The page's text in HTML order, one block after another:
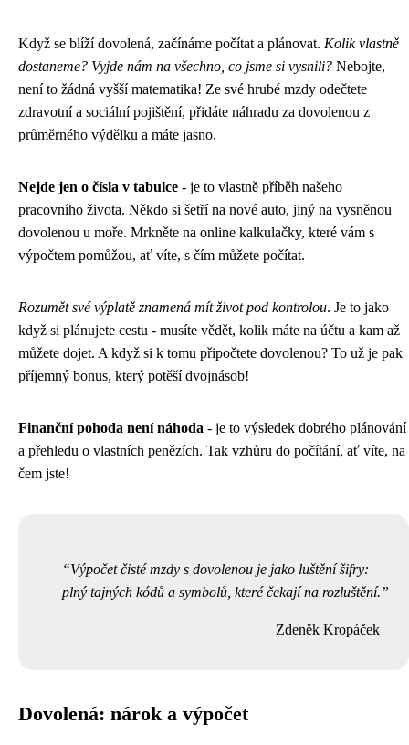
Když se blíží dovolená, začínáme počítat a plánovat. Kolik vlastně
dostaneme? Vyjde nám na všechno, co jsme si vysnili? Nebojte,
není to žádná vyšší matematika! Ze své hrubé mzdy odečtete
zdravotní a sociální pojištění, přidáte náhradu za dovolenou z
průměrného výdělku a máte jasno.
Nejde jen o čísla v tabulce - je to vlastně příběh našeho
pracovního života. Někdo si šetří na nové auto, jiný na vysněnou
dovolenou u moře. Mrkněte na online kalkulačky, které vám s
výpočtem pomůžou, ať víte, s čím můžete počítat.
Rozumět své výplatě znamená mít život pod kontrolou. Je to jako
když si plánujete cestu - musíte vědět, kolik máte na účtu a kam až
můžete dojet. A když si k tomu připočtete dovolenou? To už je pak
příjemný bonus, který potěší dvojnásob!
Finanční pohoda není náhoda - je to výsledek dobrého plánování
a přehledu o vlastních penězích. Tak vzhůru do počítání, ať víte, na
čem jste!
Výpočet čisté mzdy s dovolenou je jako luštění šifry:
plný tajných kódů a symbolů, které čekají na rozluštění.
Zdeněk Kropáček
Dovolená: nárok a výpočet